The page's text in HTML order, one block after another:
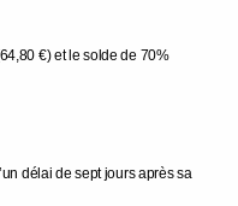
€) et le solde de 70%
délai de sept jours après sa